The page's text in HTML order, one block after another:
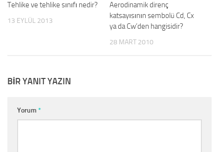
Tehlike ve tehlike sınıfı nedir?
13 EYLÜL 2013
Aerodinamik direnç
katsayısının sembolü Cd, Cx
ya da Cw’den hangisidir?
28 MART 2010
BIR YANIT YAZIN
Yorum *